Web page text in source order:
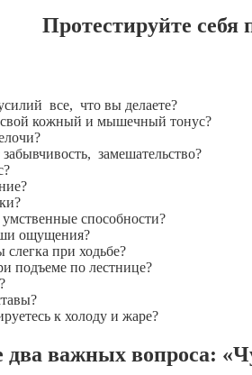
Протестируйте
все, что вы делаете?
свой кожный и мышечный тонус?
замешательство?
способности?
ощущения?
при ходьбе?
подъеме по лестнице?
к холоду и жаре?
два важных вопроса: